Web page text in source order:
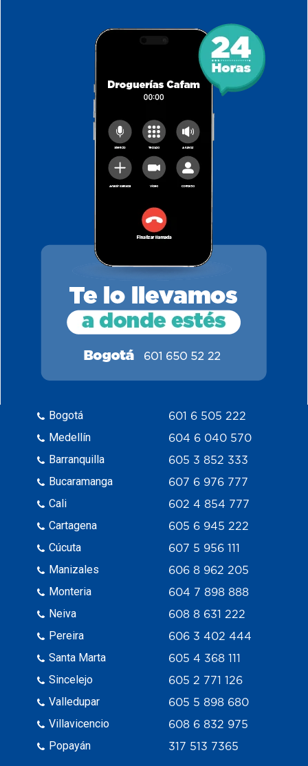
Bogotá
Medellín
Barranquilla
Bucaramanga
Cali
Cartagena
Cúcuta
Manizales
Monteria
Neiva
Pereira
Santa Marta
Sincelejo
Valledupar
Villavicencio
Popayán
601 6 505 222
604 6 040 570
605 3 852 333
607 6 976 777
602 4 854 777
605 6 945 222
607 5 956 111
606 8 962 205
604 7 898 888
608 8 631 222
606 3 402 444
605 4 368 111
605 2 771 126
605 5 898 680
608 6 832 975
317 513 7365